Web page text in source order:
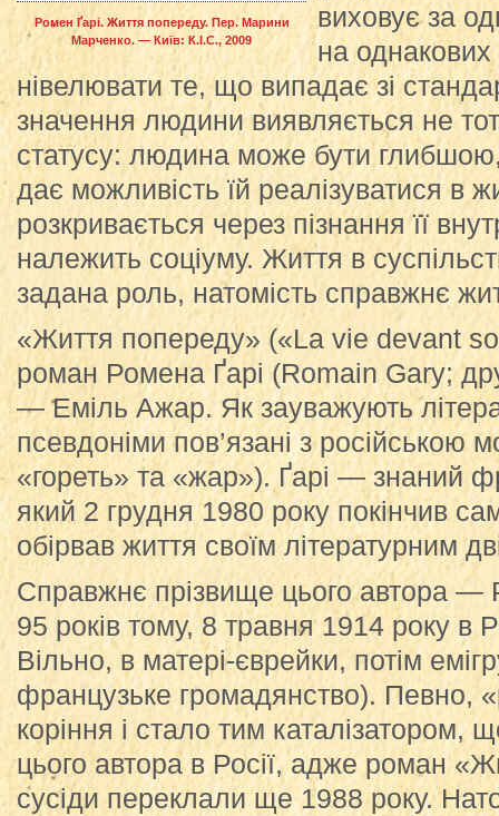
Ромен Ґарі. Життя попереду. Пер. Марини
Марченко. — Київ: К.І.С., 2009
виховує за
на
нівелювати те, що випадає зі
значення людини виявляється не
статусу: людина може бути
дає можливість їй реалізуватися в
розкривається через пізнання її
належить соціуму. Життя в
задана роль, натомість справжнє
«Життя попереду» («La vie devant
роман Ромена Ґарі (Romain Gary;
— Еміль Ажар. Як зауважують
псевдоніми пов’язані з російською
«гореть» та «жар»). Ґарі — знаний
який 2 грудня 1980 року покінчив
обірвав життя своїм літературним
Справжнє прізвище цього автора —
95 років тому, 8 травня 1914 року в
Вільно, в матері-єврейки, потім
французьке громадянство). Певно,
коріння і стало тим
цього автора в Росії, адже роман
сусіди переклали ще 1988 року.